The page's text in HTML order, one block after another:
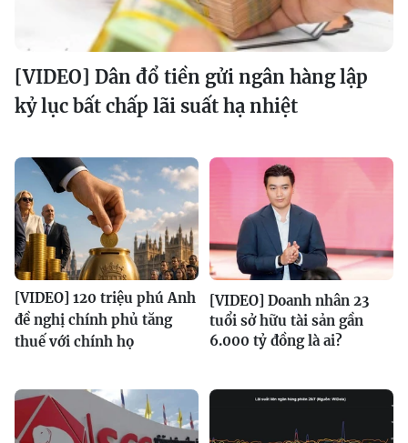
[VIDEO] Dân đổ tiền gửi ngân hàng lập
kỷ lục bất chấp lãi suất hạ nhiệt
[VIDEO] 120 triệu phú Anh
đề nghị chính phủ tăng
thuế với chính họ
[VIDEO] Doanh nhân 23
tuổi sở hữu tài sản gần
6.000 tỷ đồng là ai?